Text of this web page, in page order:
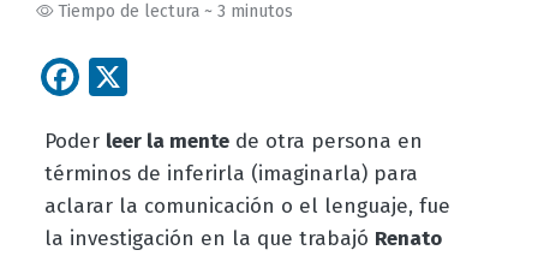
Tiempo de lectura ~ 3 minutos
Facebook
Poder leer la mentede otra persona en
términos de inferirla (imaginarla) para
aclarar la comunicación o el lenguaje, fue
la investigación en la que trabajó Renato